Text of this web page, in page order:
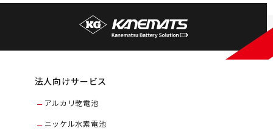
法人向けサービス
アルカリ乾電池
ニッケル水素電池